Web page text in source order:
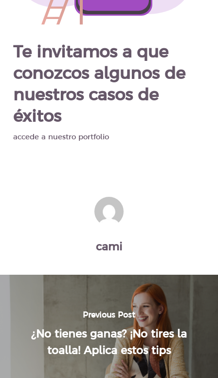
Te invitamos a que
conozcos algunos de
nuestros casos de
éxitos
accede a nuestro portfolio
cami
Previous Post
¿No tienes ganas? ¡No tires la
toalla! Aplica estos tips